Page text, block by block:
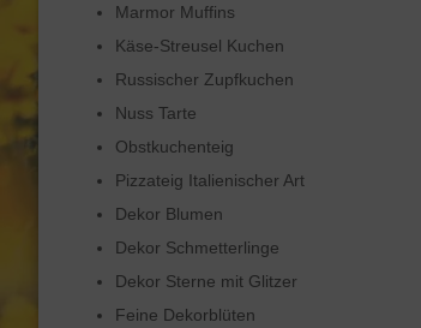
Marmor Muffins
Käse-Streusel Kuchen
Russischer Zupfkuchen
Nuss Tarte
Obstkuchenteig
Pizzateig Italienischer Art
Dekor Blumen
Dekor Schmetterlinge
Dekor Sterne mit Glitzer
Feine Dekorblüten